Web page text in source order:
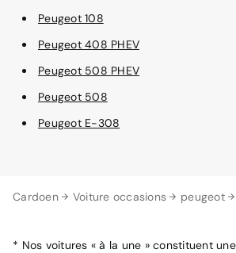
Cardoen Voiture occasions peugeot
Peugeot 108
Peugeot 408 PHEV
Peugeot 508 PHEV
Peugeot 508
Peugeot E-308
* Nos voitures « à la une » constituent